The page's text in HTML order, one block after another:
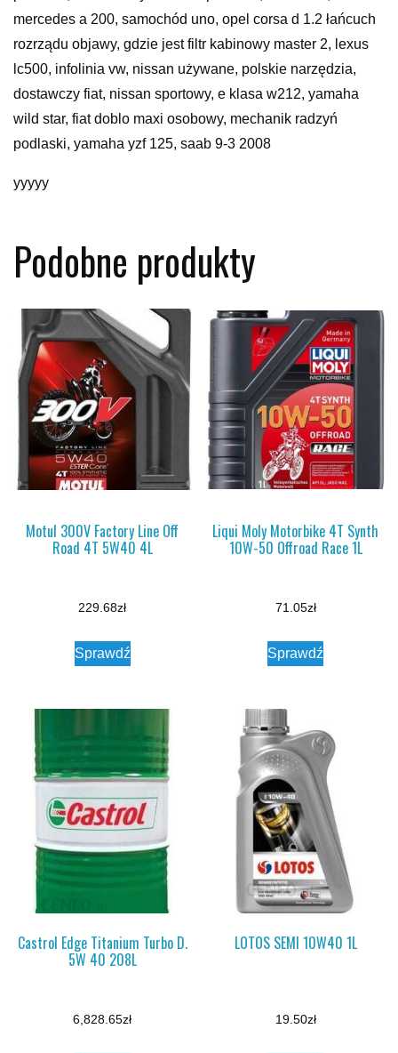
mercedes a 200, samochód uno, opel corsa d 1.2 łańcuch
rozrządu objawy, gdzie jest filtr kabinowy master 2, lexus
lc500, infolinia vw, nissan używane, polskie narzędzia,
dostawczy fiat, nissan sportowy, e klasa w212, yamaha
wild star, fiat doblo maxi osobowy, mechanik radzyń
podlaski, yamaha yzf 125, saab 9-3 2008
yyyyy
Podobne produkty
Motul 300V Factory Line Off
Road 4T 5W40 4L
229.68zł
Sprawdź
Liqui Moly Motorbike 4T Synth
10W-50 Offroad Race 1L
71.05zł
Sprawdź
Castrol Edge Titanium Turbo D.
5W 40 208L
6,828.65zł
LOTOS SEMI 10W40 1L
19.50zł